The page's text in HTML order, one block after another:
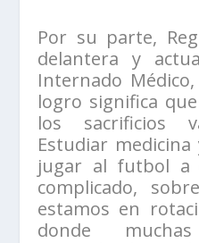
Por su parte,
delantera y
Internado
logro significa
los sacrificios
Estudiar
jugar al futbol a
complicado,
estamos en
donde